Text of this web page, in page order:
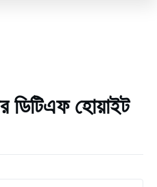
ডিটিএফ হোয়াইট